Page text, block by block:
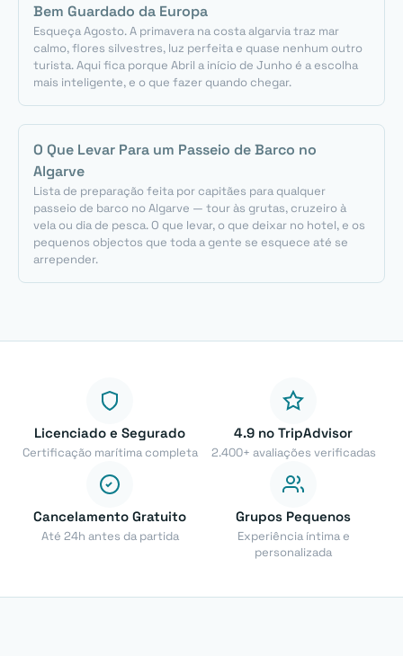
Bem Guardado da Europa
Esqueça Agosto. A primavera na costa algarvia traz mar
calmo, flores silvestres, luz perfeita e quase nenhum outro
turista. Aqui fica porque Abril a início de Junho é a escolha
mais inteligente, e o que fazer quando chegar.
O Que Levar Para um Passeio de Barco no
Algarve
Lista de preparação feita por capitães para qualquer
passeio de barco no Algarve — tour às grutas, cruzeiro à
vela ou dia de pesca. O que levar, o que deixar no hotel, e os
pequenos objectos que toda a gente se esquece até se
arrepender.
Licenciado e Segurado
Certificação marítima completa
4.9 no TripAdvisor
2.400+ avaliações verificadas
Cancelamento Gratuito
Até 24h antes da partida
Grupos Pequenos
Experiência íntima e
personalizada